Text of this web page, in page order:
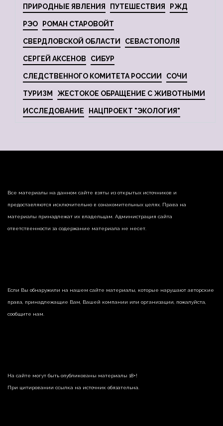
ПРИРОДНЫЕ ЯВЛЕНИЯ ПУТЕШЕСТВИЯ РЖД
РЭО РОМАН СТАРОВОЙТ
СВЕРДЛОВСКОЙ ОБЛАСТИ СЕВАСТОПОЛЯ
СЕРГЕЙ АКСЕНОВ СИБУР
СЛЕДСТВЕННОГО КОМИТЕТА РОССИИ СОЧИ
ТУРИЗМ ЖЕСТОКОЕ ОБРАЩЕНИЕ С ЖИВОТНЫМИ
ИССЛЕДОВАНИЕ НАЦПРОЕКТ "ЭКОЛОГИЯ"
Все материалы на данном сайте взяты из открытых источников и
предоставляются исключительно в ознакомительных целях. Права на
материалы принадлежат их владельцам. Администрация сайта
ответственности за содержание материала не несет.
Если Вы обнаружили на нашем сайте материалы, которые нарушают авторские
права, принадлежащие Вам, Вашей компании или организации, пожалуйста,
сообщите нам.
На сайте могут быть опубликованы материалы 18+!
При цитировании ссылка на источник обязательна.